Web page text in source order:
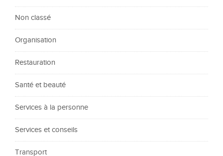
Non classé
Organisation
Restauration
Santé et beauté
Services à la personne
Services et conseils
Transport